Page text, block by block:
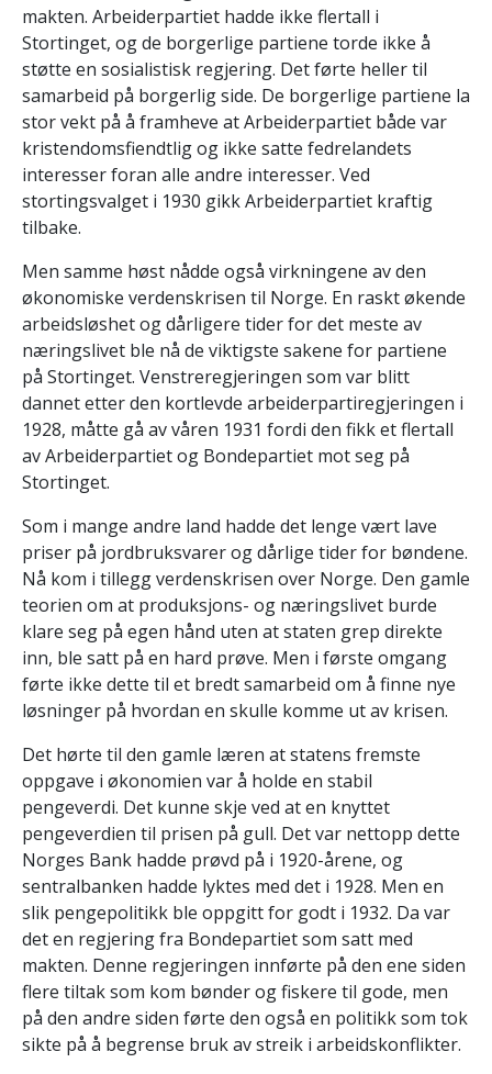
makten. Arbeiderpartiet hadde ikke flertall i
Stortinget, og de borgerlige partiene torde ikke å
støtte en sosialistisk regjering. Det førte heller til
samarbeid på borgerlig side. De borgerlige partiene la
stor vekt på å framheve at Arbeiderpartiet både var
kristendomsfiendtlig og ikke satte fedrelandets
interesser foran alle andre interesser. Ved
stortingsvalget i 1930 gikk Arbeiderpartiet kraftig
tilbake.
Men samme høst nådde også virkningene av den
økonomiske verdenskrisen til Norge. En raskt økende
arbeidsløshet og dårligere tider for det meste av
næringslivet ble nå de viktigste sakene for partiene
på Stortinget. Venstreregjeringen som var blitt
dannet etter den kortlevde arbeiderpartiregjeringen i
1928, måtte gå av våren 1931 fordi den fikk et flertall
av Arbeiderpartiet og Bondepartiet mot seg på
Stortinget.
Som i mange andre land hadde det lenge vært lave
priser på jordbruksvarer og dårlige tider for bøndene.
Nå kom i tillegg verdenskrisen over Norge. Den gamle
teorien om at produksjons- og næringslivet burde
klare seg på egen hånd uten at staten grep direkte
inn, ble satt på en hard prøve. Men i første omgang
førte ikke dette til et bredt samarbeid om å finne nye
løsninger på hvordan en skulle komme ut av krisen.
Det hørte til den gamle læren at statens fremste
oppgave i økonomien var å holde en stabil
pengeverdi. Det kunne skje ved at en knyttet
pengeverdien til prisen på gull. Det var nettopp dette
Norges Bank hadde prøvd på i 1920-årene, og
sentralbanken hadde lyktes med det i 1928. Men en
slik pengepolitikk ble oppgitt for godt i 1932. Da var
det en regjering fra Bondepartiet som satt med
makten. Denne regjeringen innførte på den ene siden
flere tiltak som kom bønder og fiskere til gode, men
på den andre siden førte den også en politikk som tok
sikte på å begrense bruk av streik i arbeidskonflikter.